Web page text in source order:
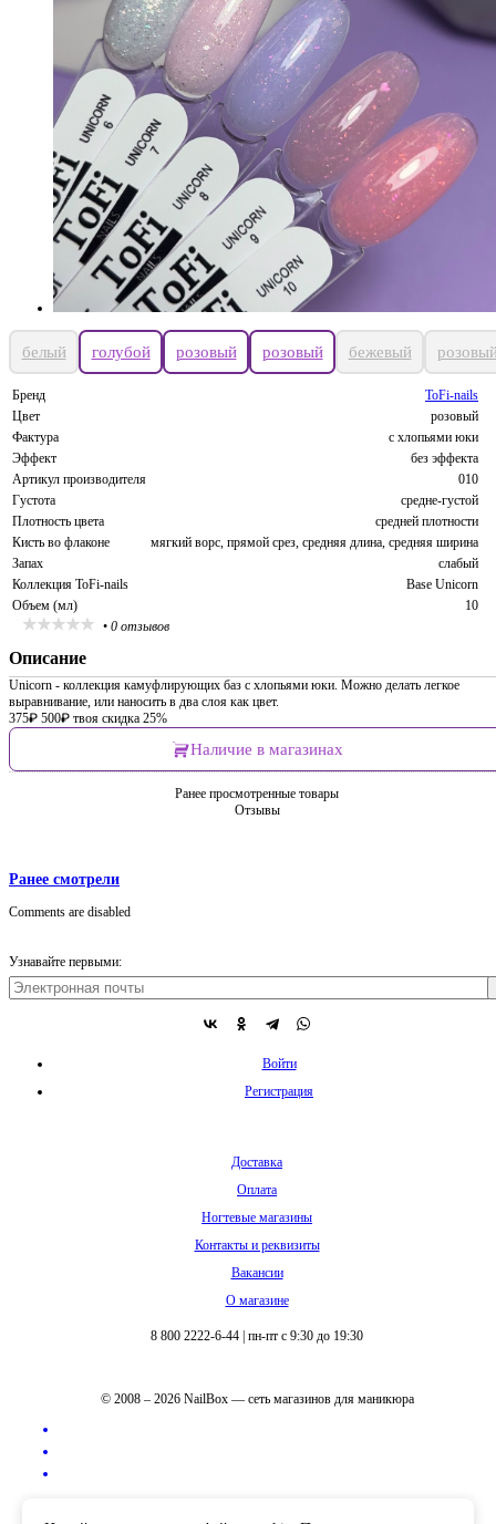
белый голубой розовый розовый бежевый
Бренд
ToFi-nails
Цвет
розовый
Фактура
с хлопьями юки
Эффект
без эффекта
Артикул производителя
010
Густота
средне-густой
Плотность цвета
средней плотности
Кисть во флаконе
мягкий ворс, прямой срез, средняя длина, средняя ширина
Запах
слабый
Коллекция ToFi-nails
Base Unicorn
Объем (мл)
10
• 0 отзывов
Описание
Unicorn - коллекция камуфлирующих баз с хлопьями юки. Можно делать легкое
выравнивание, или наносить в два слоя как цвет.
375₽ 500₽ твоя скидка 25%
Наличие в магазинах
Ранее просмотренные товары
Отзывы
Ранее смотрели
Comments are disabled
Узнавайте первыми:
Войти
Регистрация
Доставка
Оплата
Ногтевые магазины
Контакты и реквизиты
Вакансии
О магазине
8 800 2222-6-44 пн-пт с 9:30 до 19:30
© 2008 – 2026 NailBox — сеть магазинов для маникюра